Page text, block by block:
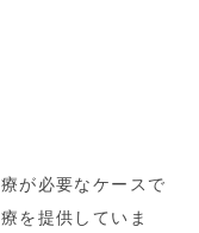
が必要なケースで
を提供していま